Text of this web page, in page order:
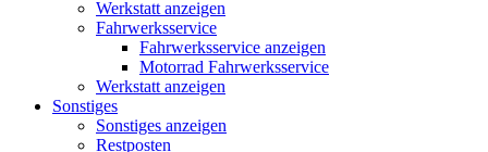
Werkstatt anzeigen
Fahrwerksservice
Fahrwerksservice anzeigen
Motorrad Fahrwerksservice
Werkstatt anzeigen
Sonstiges
Sonstiges anzeigen
Restposten